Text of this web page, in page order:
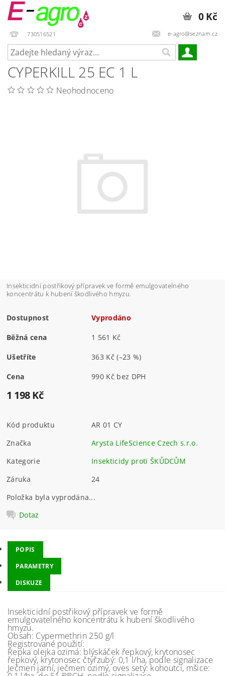
730516521 e-agro@seznam.cz
0 Kč
CYPERKILL 25 EC 1 L
Neohodnoceno
Insekticidní postřikový přípravek ve formě emulgovatelného
koncentrátu k hubení škodlivého hmyzu.
Dostupnost Vyprodáno
Běžná cena 1 561 Kč
Ušetříte 363 Kč(–23 %)
Cena 990 Kč bez DPH
1 198 Kč
Kód produktu
AR 01 CY
Značka
Arysta LifeScience Czech s.r.o.
Kategorie
Insekticidy proti ŠKŮDCŮM
Záruka
24
Položka byla vyprodána...
Dotaz
POPIS
PARAMETRY
DISKUZE
Insekticidní postřikový přípravek ve formě
emulgovatelného koncentrátu k hubení škodlivého
hmyzu.
Obsah: Cypermethrin 250 g/l
Registrované použití:
Řepka olejka ozimá: blýskáček řepkový, krytonosec
řepkový, krytonosec čtyřzubý: 0,1 l/ha, podle signalizace
Ječmen jarní, ječmen ozimý, oves setý: kohoutci, mšice: